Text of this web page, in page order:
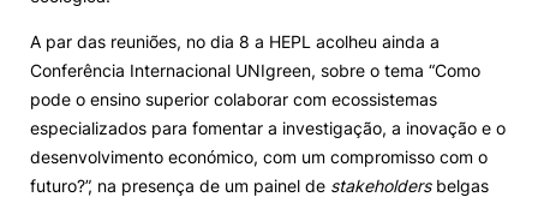
A par das reuniões, no dia 8 a HEPL acolheu ainda a
Conferência Internacional UNIgreen, sobre o tema “Como
pode o ensino superior colaborar com ecossistemas
especializados para fomentar a investigação, a inovação e o
desenvolvimento económico, com um compromisso com o
futuro?”, na presença de um painel de stakeholdersbelgas